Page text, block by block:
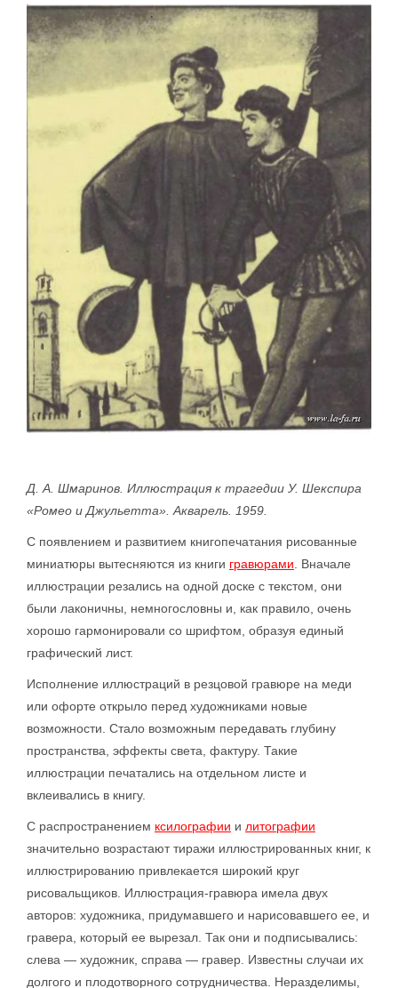
Д. А. Шмаринов. Иллюстрация к трагедии У. Шекспира
«Ромео и Джульетта». Акварель. 1959.
С появлением и развитием книгопечатания рисованные
миниатюры вытесняются из книги гравюрами. Вначале
иллюстрации резались на одной доске с текстом, они
были лаконичны, немногословны и, как правило, очень
хорошо гармонировали со шрифтом, образуя единый
графический лист.
Исполнение иллюстраций в резцовой гравюре на меди
или офорте открыло перед художниками новые
возможности. Стало возможным передавать глубину
пространства, эффекты света, фактуру. Такие
иллюстрации печатались на отдельном листе и
вклеивались в книгу.
С распространением ксилографии и литографии
значительно возрастают тиражи иллюстрированных книг, к
иллюстрированию привлекается широкий круг
рисовальщиков. Иллюстрация-гравюра имела двух
авторов: художника, придумавшего и нарисовавшего ее, и
гравера, который ее вырезал. Так они и подписывались:
слева — художник, справа — гравер. Известны случаи их
долгого и плодотворного сотрудничества. Неразделимы,